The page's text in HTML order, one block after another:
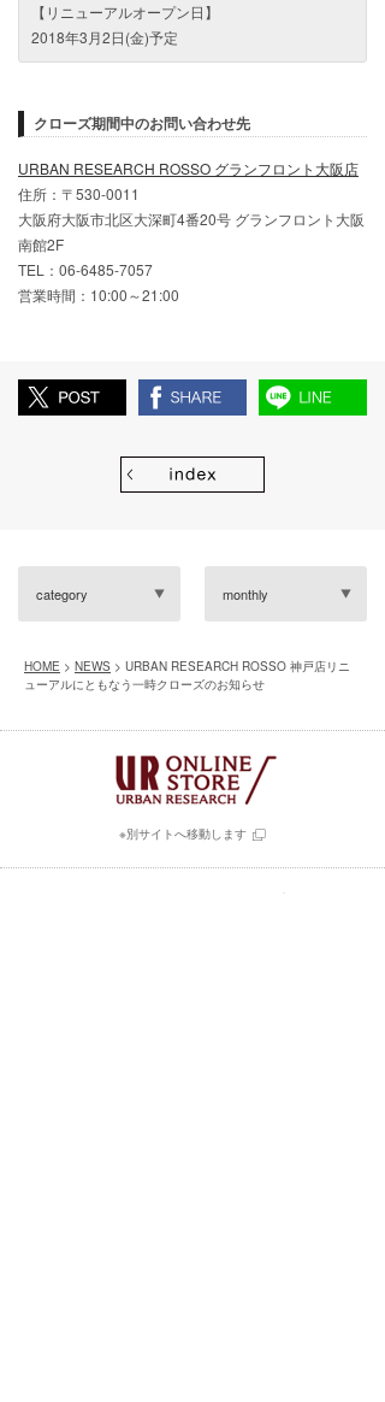
【リニューアルオープン日】
2018年3月2日(金)予定
クローズ期間中のお問い合わせ先
URBAN RESEARCH ROSSO グランフロント大阪店
住所：〒530-0011
大阪府大阪市北区大深町4番20号 グランフロント大阪
南館2F
TEL：06-6485-7057
営業時間：10:00～21:00
category monthly
HOME > NEWS > URBAN RESEARCH ROSSO 神戸店リニ
ューアルにともなう一時クローズのお知らせ
※別サイトへ移動します